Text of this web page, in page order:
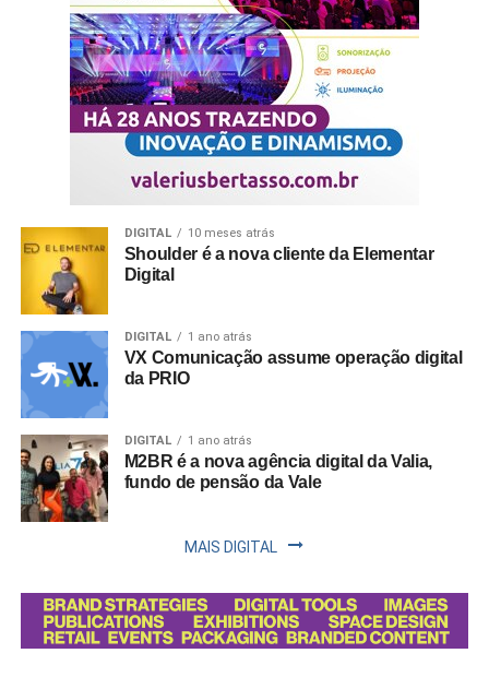
DIGITAL 10 meses atrás
Shoulder é a nova cliente da Elementar
Digital
DIGITAL 1 ano atrás
VX Comunicação assume operação digital
da PRIO
DIGITAL 1 ano atrás
M2BR é a nova agência digital da Valia,
fundo de pensão da Vale
MAIS DIGITAL